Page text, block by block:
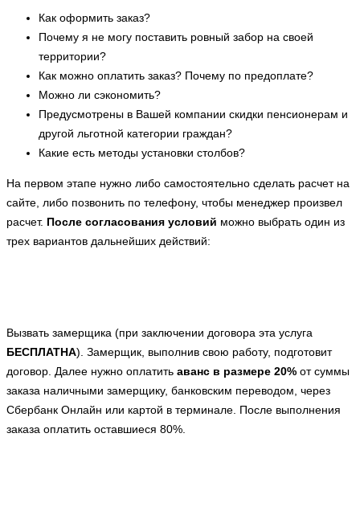
Как оформить заказ?
Почему я не могу поставить ровный забор на своей
территории?
Как можно оплатить заказ? Почему по предоплате?
Можно ли сэкономить?
Предусмотрены в Вашей компании скидки пенсионерам и
другой льготной категории граждан?
Какие есть методы установки столбов?
На первом этапе нужно либо самостоятельно сделать расчет на
сайте, либо позвонить по телефону, чтобы менеджер произвел
расчет. После согласования условий можно выбрать один из
трех вариантов дальнейших действий:
Вызвать замерщика (при заключении договора эта услуга
БЕСПЛАТНА). Замерщик, выполнив свою работу, подготовит
договор. Далее нужно оплатить аванс в размере 20% от суммы
заказа наличными замерщику, банковским переводом, через
Сбербанк Онлайн или картой в терминале. После выполнения
заказа оплатить оставшиеся 80%.